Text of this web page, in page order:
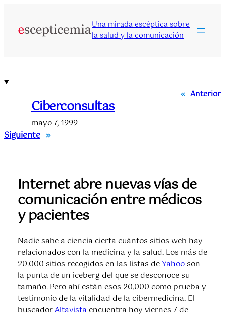
contenido
Una mirada escéptica sobre
la salud y la comunicación
« Anterior
Ciberconsultas
mayo 7, 1999
Siguiente »
Internet abre nuevas vías de
comunicación entre médicos
y pacientes
Nadie sabe a ciencia cierta cuántos sitios web hay
relacionados con la medicina y la salud. Los más de
20.000 sitios recogidos en las listas deYahooson
la punta de un iceberg del que se desconoce su
tamaño. Pero ahí están esos 20.000 como prueba y
testimonio de la vitalidad de la cibermedicina. El
buscadorAltavistaencuentra hoy viernes 7 de